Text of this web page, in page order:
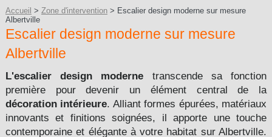
NOS ATOUTS
NOS GAMMES
Les Contemporains +
Les Balustrades +
CONTACT
Accueil > Zone d'intervention> Escalier design moderne sur mesure
Albertville
Escalier design moderne sur mesure
Albertville
L'escalier design moderne transcende sa fonction
première pour devenir un élément central de la
décoration intérieure. Alliant formes épurées, matériaux
innovants et finitions soignées, il apporte une touche
contemporaine et élégante à votre habitat sur Albertville.